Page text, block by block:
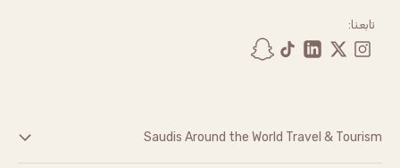
تابعنا:
Saudis Around the World Travel & Tourism